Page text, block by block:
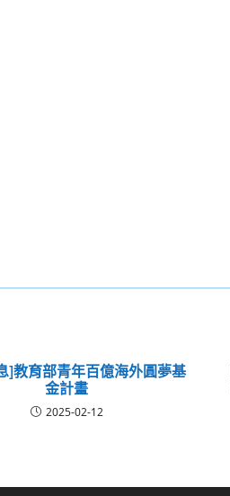
]教育部青年百億海外圓夢基
金計畫
2025-02-12